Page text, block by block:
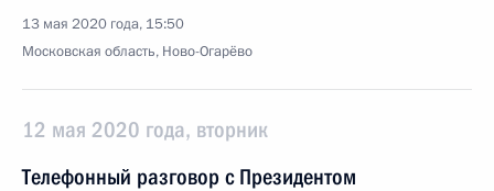
13 мая 2020 года, 15:50
Московская область, Ново-Огарёво
12 мая 2020 года, вторник
Телефонный разговор с Президентом